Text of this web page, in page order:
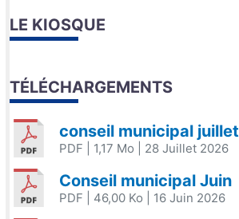
LE KIOSQUE
TÉLÉCHARGEMENTS
conseil municipal juillet
PDF | 1,17 Mo | 28 Juillet 2026
Conseil municipal Juin
PDF | 46,00 Ko | 16 Juin 2026